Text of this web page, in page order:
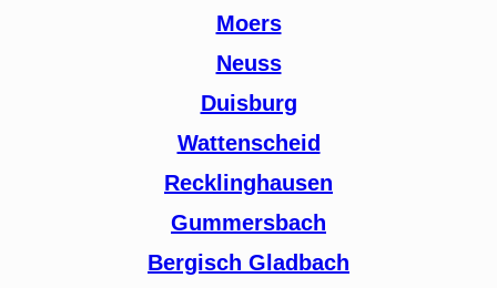
Moers
Neuss
Duisburg
Wattenscheid
Recklinghausen
Gummersbach
Bergisch Gladbach